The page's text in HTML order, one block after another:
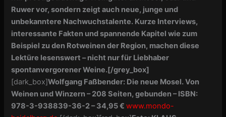
Ruwervor, sondern zeigt auch neue, junge und
unbekanntere Nachwuchstalente. Kurze Interviews,
interessante Fakten und spannende Kapitel wie zum
Beispiel zu den Rotweinen der Region, machen diese
Lektüre lesenswert – nicht nur für Liebhaber
spontanvergorener Weine.[/grey_box]
[dark_box]Wolfgang Faßbender: Die neue Mosel. Von
Weinen und Winzern – 208 Seiten, gebunden –ISBN:
978-3-938839-36-2 –34,95 €www.mondo-